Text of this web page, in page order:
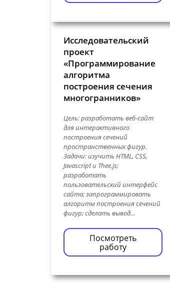
Исследовательский
проект
«Программирование
алгоритма
построения сечения
многогранников»
Цель: разработать веб-сайт
для интерактивного
построения сечений
пространственных фигур.
Задачи: изучить HTML, CSS,
Javascript и Thee.js;
разработать
пользовательский интерфейс
сайта; запрограммировать
алгоритм построения сечений
фигур; сделать вывод…
Посмотреть
работу